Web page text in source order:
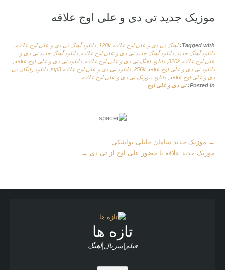
موزیک جدید تی دی و علی اوج علاقه
Tagged with: اهنگ تی دی و علی اوج علاقه 128k دانلود آهنگ تی دی و علی اوج علاقه
دانلود آهنگ جدید
دانلود آهنگ جدید تی دی و علی اوج علاقه دانلود آهنگ جدید تی دی و
علی اوج علاقه 320k
دانلود اهنگ تی دی و علی اوج علاقه دانلود تی دی و علی اوج علاقه
دانلود تی دی و علی اوج علاقه 256k
دانلود تی دی و علی اوج علاقه mp3
دانلود رایگان تی
دی و علی اوج علاقه دانلود موزیک تی دی و علی اوج علاقه
Posted in: تی دی و علی اوج
M← موزیک جدید سامان جلیلی یواشکی
موزیک جدید علاقه با حضور علی اوج از تی دی →
تازه ها
فیلم|سریال|آهنگ